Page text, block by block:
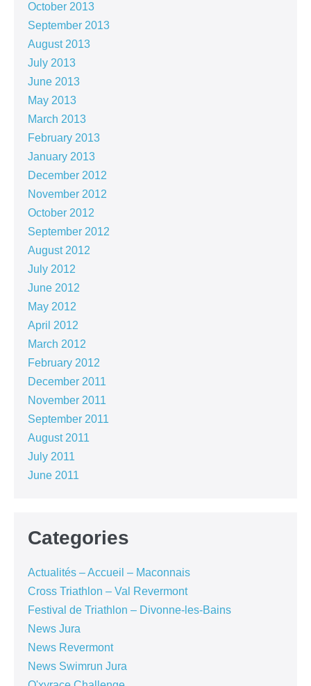
October 2013
September 2013
August 2013
July 2013
June 2013
May 2013
March 2013
February 2013
January 2013
December 2012
November 2012
October 2012
September 2012
August 2012
July 2012
June 2012
May 2012
April 2012
March 2012
February 2012
December 2011
November 2011
September 2011
August 2011
July 2011
June 2011
Categories
Actualités – Accueil – Maconnais
Cross Triathlon – Val Revermont
Festival de Triathlon – Divonne-les-Bains
News Jura
News Revermont
News Swimrun Jura